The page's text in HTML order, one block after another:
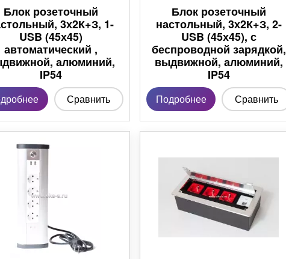
Блок розеточный
3х2К+З, 1-
USB (45х45)
автоматический ,
алюминий,
IP54
Сравнить
Блок розеточный
настольный, 3х2К+З, 2-
USB (45х45), с
беспроводной зарядкой,
выдвижной, алюминий,
IP54
Подробнее Сравнить